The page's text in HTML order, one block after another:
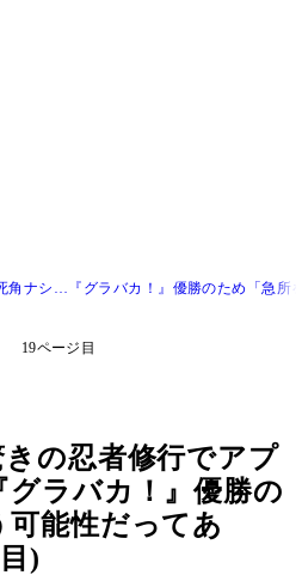
角ナシ…『グラバカ！』優勝のため「急所
19ページ目
きの忍者修行でアプ
ラバカ！』優勝の
能性だってあ
)